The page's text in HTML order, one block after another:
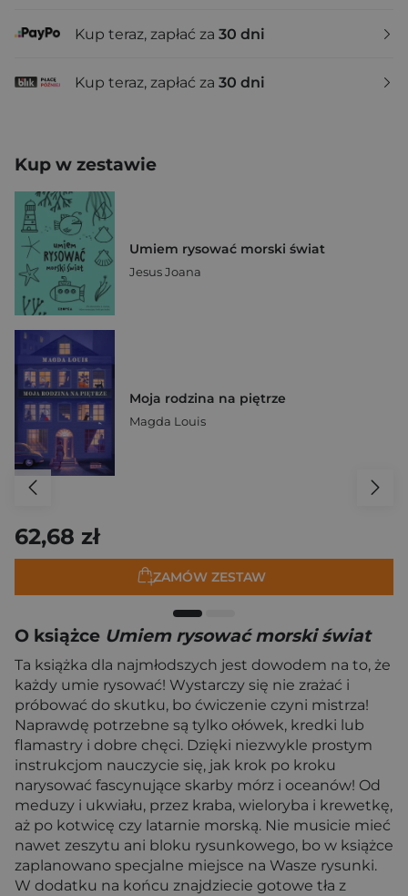
Kup teraz, zapłać za 30 dni
Kup teraz, zapłać za 30 dni
Kup w zestawie
Umiem rysować morski świat
Jesus Joana
Moja rodzina na piętrze
Magda Louis
62,68 zł
ZAMÓW ZESTAW
O książce Umiem rysować morski świat
Ta książka dla najmłodszych jest dowodem na to, że
każdy umie rysować! Wystarczy się nie zrażać i
próbować do skutku, bo ćwiczenie czyni mistrza!
Naprawdę potrzebne są tylko ołówek, kredki lub
flamastry i dobre chęci. Dzięki niezwykle prostym
instrukcjom nauczycie się, jak krok po kroku
narysować fascynujące skarby mórz i oceanów! Od
meduzy i ukwiału, przez kraba, wieloryba i krewetkę,
aż po kotwicę czy latarnie morską. Nie musicie mieć
nawet zeszytu ani bloku rysunkowego, bo w książce
zaplanowano specjalne miejsce na Wasze rysunki.
W dodatku na końcu znajdziecie gotowe tła z